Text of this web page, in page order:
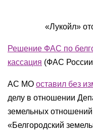
«Лукойл»
Решение ФАС по
кассация (ФАС
АС МО оставил без
делу в отношении
земельных
«Белгородский